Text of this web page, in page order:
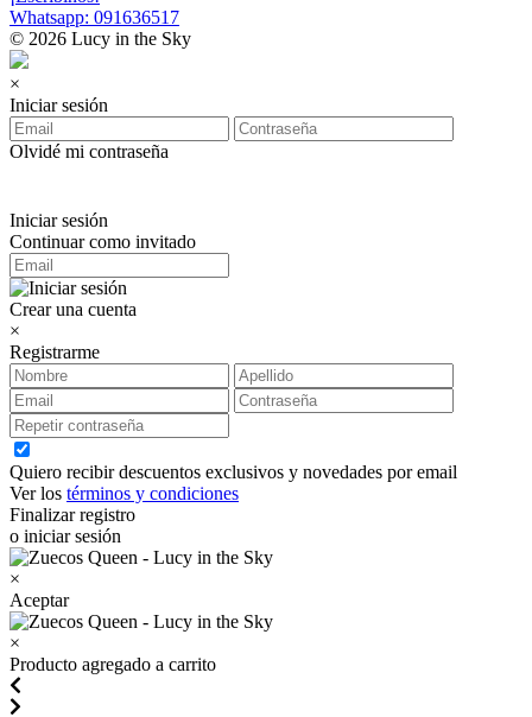
Whatsapp: 091636517
© 2026 Lucy in the Sky
×
Iniciar sesión
Olvidé mi contraseña
Iniciar sesión
Continuar como invitado
Crear una cuenta
×
Registrarme
Quiero recibir descuentos exclusivos y novedades por email
Ver los términos y condiciones
Finalizar registro
o iniciar sesión
×
Aceptar
×
Producto agregado a carrito